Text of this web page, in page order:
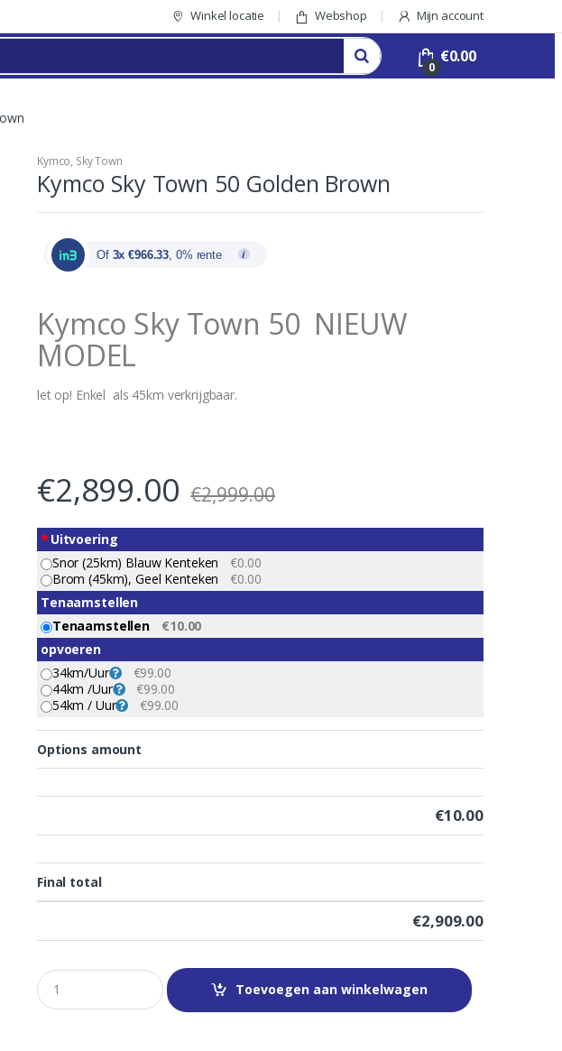
Winkel locatie Webshop Mijn account
0
€0.00
Kymco, Sky Town
Kymco Sky Town 50 Golden Brown
Of 3x €966.33, 0% rente
Kymco Sky Town 50 NIEUW
MODEL
let op! Enkel als 45km verkrijgbaar.
€2,899.00 €2,999.00
*Uitvoering
Snor (25km) Blauw Kenteken
€0.00
Brom (45km), Geel Kenteken
€0.00
Tenaamstellen
Tenaamstellen
€10.00
opvoeren
34km/uur
€99.00
44km /uur
€99.00
54km / Uur
€99.00
Options amount
€10.00
Final total
€2,909.00
Q
u
a
Toevoegen aan winkelwagen